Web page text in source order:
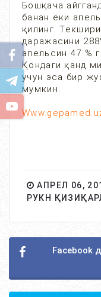
Бошқача
банан ёки
қилинг.
даражасини
апельсин 47 %
Қондаги қанд
учун эса бир
мумкин.
АПРЕЛ 06,
РУКН
Facebook